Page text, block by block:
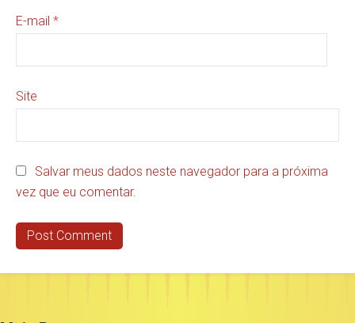
E-mail *
Site
Salvar meus dados neste navegador para a próxima
vez que eu comentar.